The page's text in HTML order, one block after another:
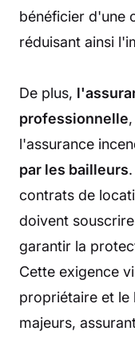
bénéficier d'une
réduisant ainsi
De plus,
professionnelle
l'assurance
par les bailleurs
contrats de
doivent
garantir la
Cette exigence
propriétaire et le
majeurs,